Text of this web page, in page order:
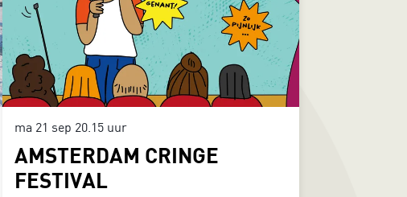
AMSTERDAM CRINGE
FESTIVAL
ma 21 sep 20.15 uur